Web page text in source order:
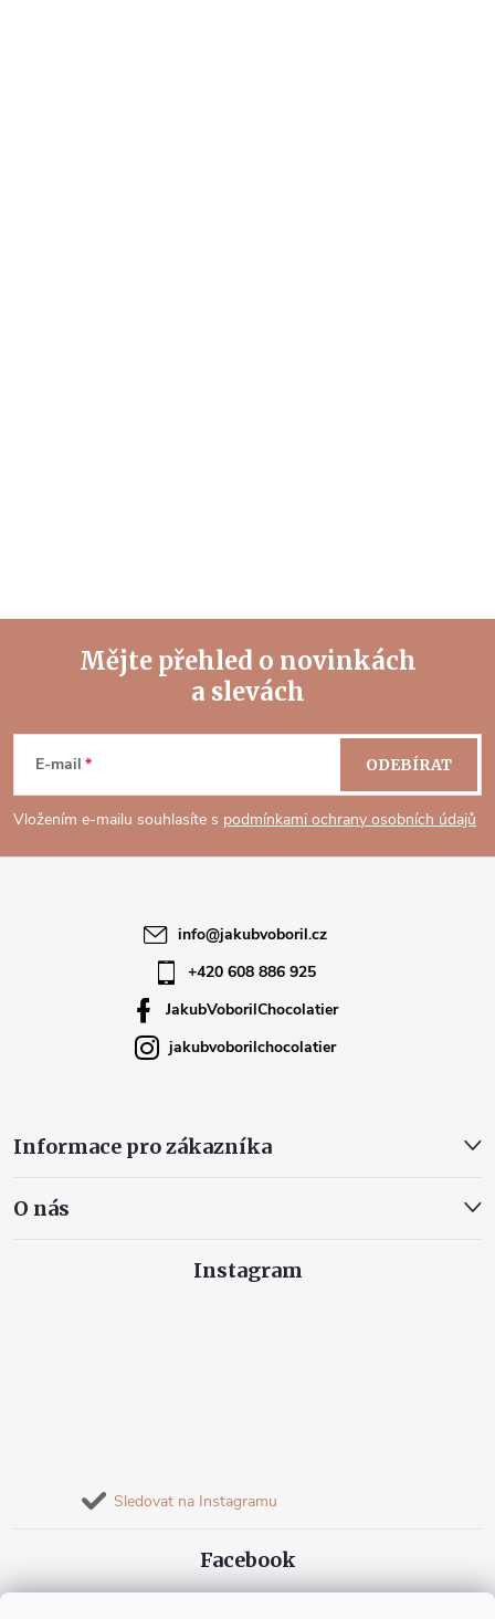
p
Mějte přehled o novinkách
a slevách
E-mail
Vložením e-mailu souhlasíte s podmínkami ochrany osobních údajů
ODEBÍRAT
info@jakubvoboril.cz
+420 608 886 925
JakubVoborilChocolatier
jakubvoborilchocolatier
Informace pro zákazníka
O nás
Instagram
Sledovat na Instagramu
Facebook